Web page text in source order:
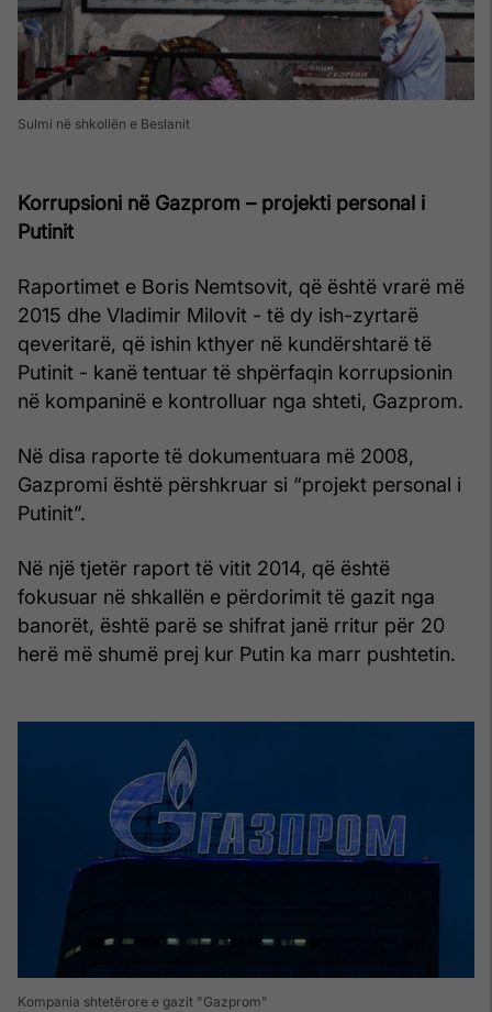
Sulmi në shkollën e Beslanit
Korrupsioni në Gazprom – projekti personal i
Putinit
Raportimet e Boris Nemtsovit, që është vrarë më
2015 dhe Vladimir Milovit - të dy ish-zyrtarë
qeveritarë, që ishin kthyer në kundërshtarë të
Putinit - kanë tentuar të shpërfaqin korrupsionin
në kompaninë e kontrolluar nga shteti, Gazprom.
Në disa raporte të dokumentuara më 2008,
Gazpromi është përshkruar si “projekt personal i
Putinit”.
Në një tjetër raport të vitit 2014, që është
fokusuar në shkallën e përdorimit të gazit nga
banorët, është parë se shifrat janë rritur për 20
herë më shumë prej kur Putin ka marr pushtetin.
Kompania shtetërore e gazit "Gazprom"